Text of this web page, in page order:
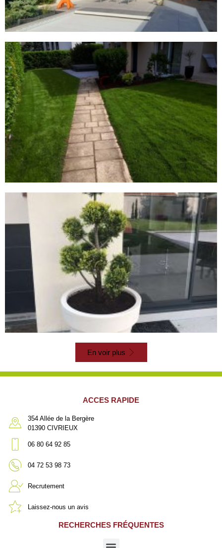
En voir plus
ACCES RAPIDE
354 Allée de la Bergère
01390 CIVRIEUX
06 80 64 92 85
04 72 53 98 73
Recrutement
Laissez-nous un avis
RECHERCHES FRÉQUENTES